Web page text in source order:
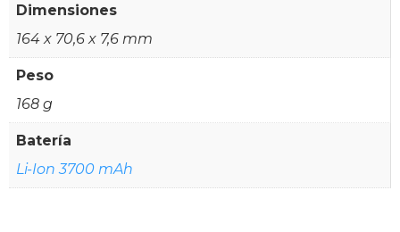
Dimensiones
164 x 70,6 x 7,6 mm
Peso
168 g
Batería
Li-Ion 3700 mAh